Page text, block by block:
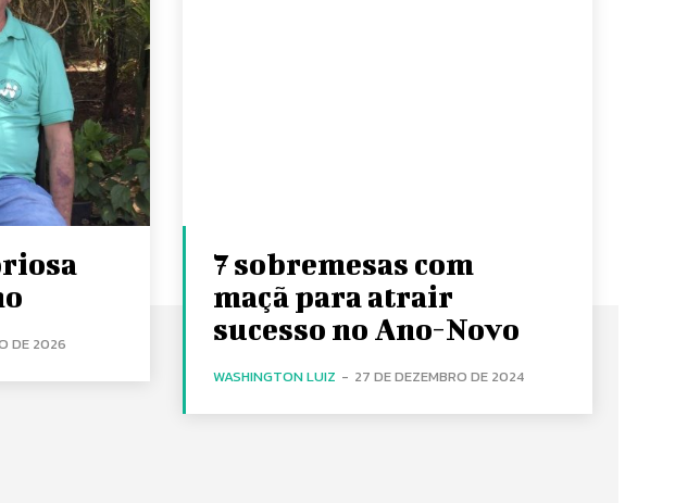
DE 2026
7 sobremesas com
maçã para atrair
sucesso no Ano-Novo
WASHINGTON LUIZ - 27 DE DEZEMBRO DE 2024